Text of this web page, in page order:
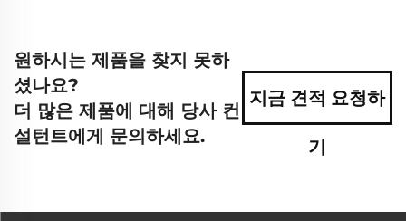
원하시는 제품을 찾지 못하
셨나요?
더 많은 제품에 대해 당사 컨
설턴트에게 문의하세요.
지금 견적 요청하
기